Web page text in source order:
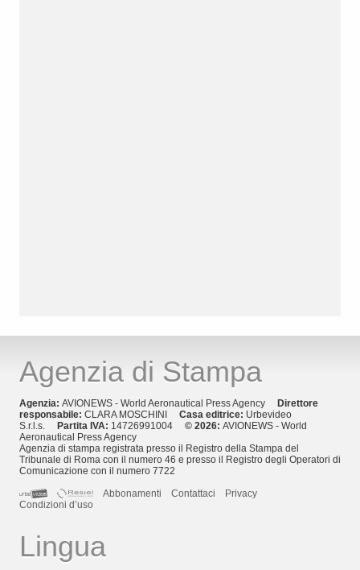
Agenzia di Stampa
Agenzia: AVIONEWS - World Aeronautical Press Agency Direttore
responsabile: CLARA MOSCHINI Casa editrice: Urbevideo
S.r.l.s. Partita IVA: 14726991004 © 2026: AVIONEWS - World
Aeronautical Press Agency
Agenzia di stampa registrata presso il Registro della Stampa del
Tribunale di Roma con il numero 46 e presso il Registro degli Operatori di
Comunicazione con il numero 7722
Abbonamenti
Contattaci
Privacy
Condizioni d’uso
Lingua